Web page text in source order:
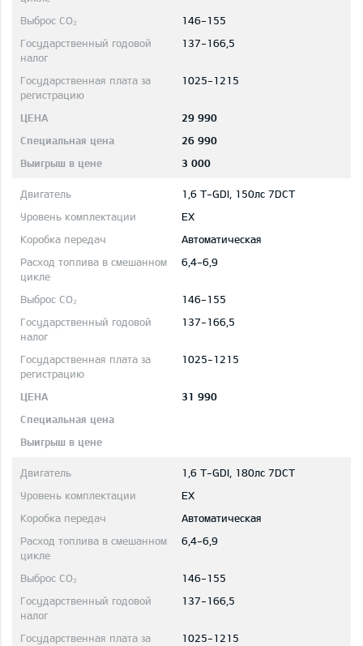
146-155
137-166,5
1025-1215
29 990
26 990
3 000
1,6 T-GDI, 150лс 7DCT
EX
Автоматическая
6,4-6,9
146-155
137-166,5
1025-1215
31 990
1,6 T-GDI, 180лс 7DCT
EX
Автоматическая
6,4-6,9
146-155
137-166,5
1025-1215